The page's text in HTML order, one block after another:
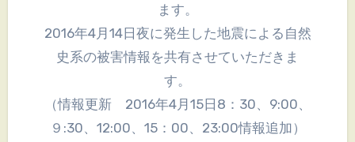
ます。
2016年4月14日夜に発生した地震による自然
史系の被害情報を共有させていただきま
す。
（情報更新 2016年4月15日8：30、9:00、
９:30、12:00、15：00、23:00情報追加）